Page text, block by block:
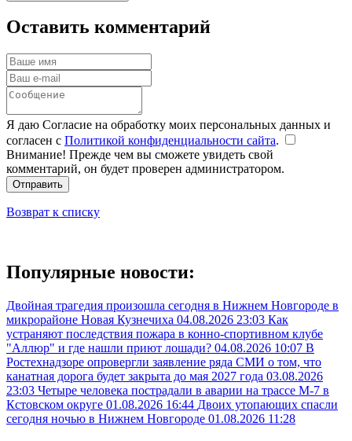
Оставить комментарий
Я даю Согласие на обработку моих персональных данных и
согласен с Политикой конфиденциальности сайта.
Внимание! Прежде чем вы сможете увидеть свой
комментарий, он будет проверен администратором.
Отправить
Возврат к списку
Популярные новости:
Двойная трагедия произошла сегодня в Нижнем Новгороде в
микрорайоне Новая Кузнечиха 04.08.2026 23:03 Как
устраняют последствия пожара в конно-спортивном клубе
"Аллюр" и где нашли приют лошади? 04.08.2026 10:07 В
Ростехнадзоре опровергли заявление ряда СМИ о том, что
канатная дорога будет закрыта до мая 2027 года 03.08.2026
23:03 Четыре человека пострадали в аварии на трассе М-7 в
Кстовском округе 01.08.2026 16:44 Двоих утопающих спасли
сегодня ночью в Нижнем Новгороде 01.08.2026 11:28